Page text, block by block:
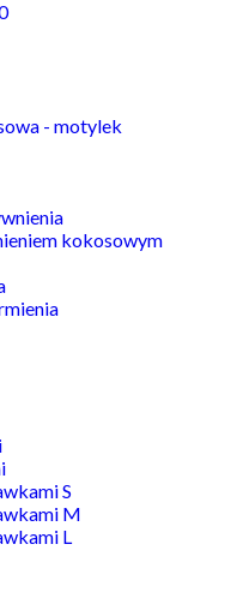
- motylek
kokosowym
S
M
L